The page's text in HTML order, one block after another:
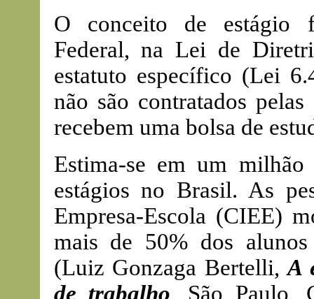
O conceito de estágio
Federal, na Lei de
estatuto específico (Lei
não são contratados pelas
recebem uma bolsa de
Estima-se em um
estágios no Brasil. As
Empresa-Escola (CIEE)
mais de 50% dos alunos
(Luiz Gonzaga Bertelli,A
de trabalho, São Paulo,